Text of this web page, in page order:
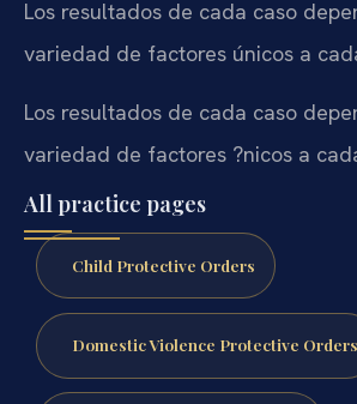
Los resultados de cada caso
variedad de factores únicos a
Los resultados de cada caso
variedad de factores ?nicos a
All practice pages
Child Protective Orders
Domestic Violence Protective Orders